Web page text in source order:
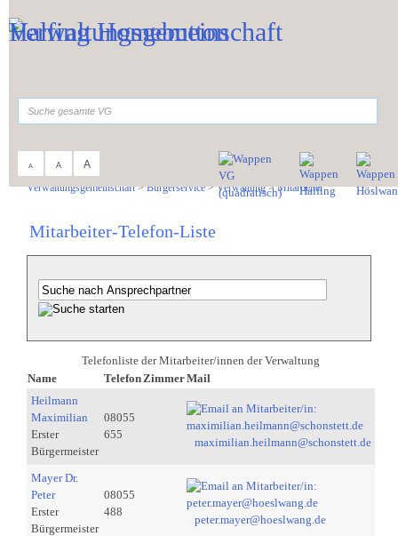
A A A
Verwaltungsgemeinschaft>Bürgerservice>Verwaltung>Mitarbeiter
Mitarbeiter-Telefon-Liste
Telefonliste der Mitarbeiter/innen der Verwaltung
Name
Telefon ZimmerMail
Heilmann
Maximilian
Erster
Bürgermeister
08055
655
maximilian.heilmann@schonstett.de
Mayer Dr.
Peter
Erster
Bürgermeister
08055
488
peter.mayer@hoeslwang.de